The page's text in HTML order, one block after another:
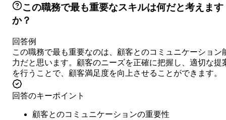
この職務で最も重要なスキルは何だと考えます
か？
回答例
この職務で最も重要なのは、顧客とのコミュニケーション
力だと思います。顧客のニーズを正確に把握し、適切な提
を行うことで、顧客満足度を向上させることができます。
回答のキーポイント
顧客とのコミュニケーションの重要性